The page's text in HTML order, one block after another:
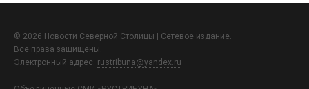
© 2026 Новости Северной Столицы | Сетевое издание.
Все права защищены.
Электронный адрес: rustribuna@yandex.ru